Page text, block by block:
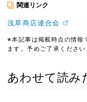
関連リンク
浅草商店連合会
※本記事は掲載時点の情報
ます。予めご了承ください
あわせて読み